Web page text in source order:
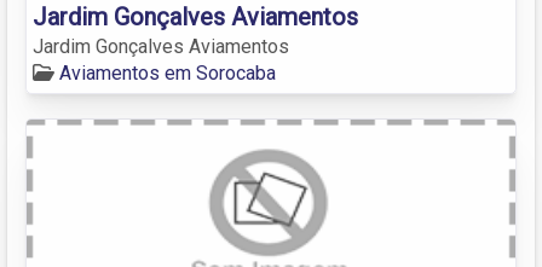
Jardim Gonçalves Aviamentos
Jardim Gonçalves Aviamentos
Aviamentos em Sorocaba